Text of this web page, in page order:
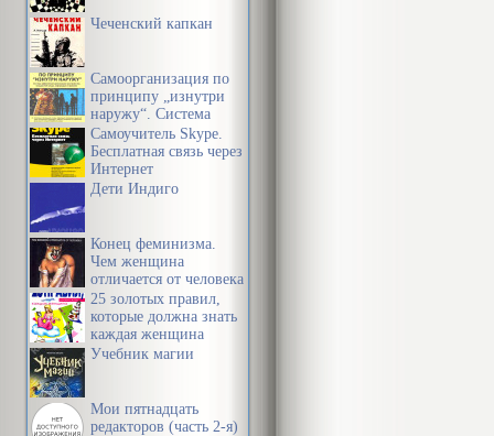
Чеченский капкан
Самоорганизация по
принципу „изнутри
наружу“. Система
эффективной
организации
пространства,
предметной среды,
информации и
Самоучитель Skype.
Бесплатная связь через
Интернет
Дети Индиго
Конец феминизма.
Чем женщина
отличается от человека
25 золотых правил,
которые должна знать
каждая женщина
Учебник магии
Мои пятнадцать
редакторов (часть 2-я)